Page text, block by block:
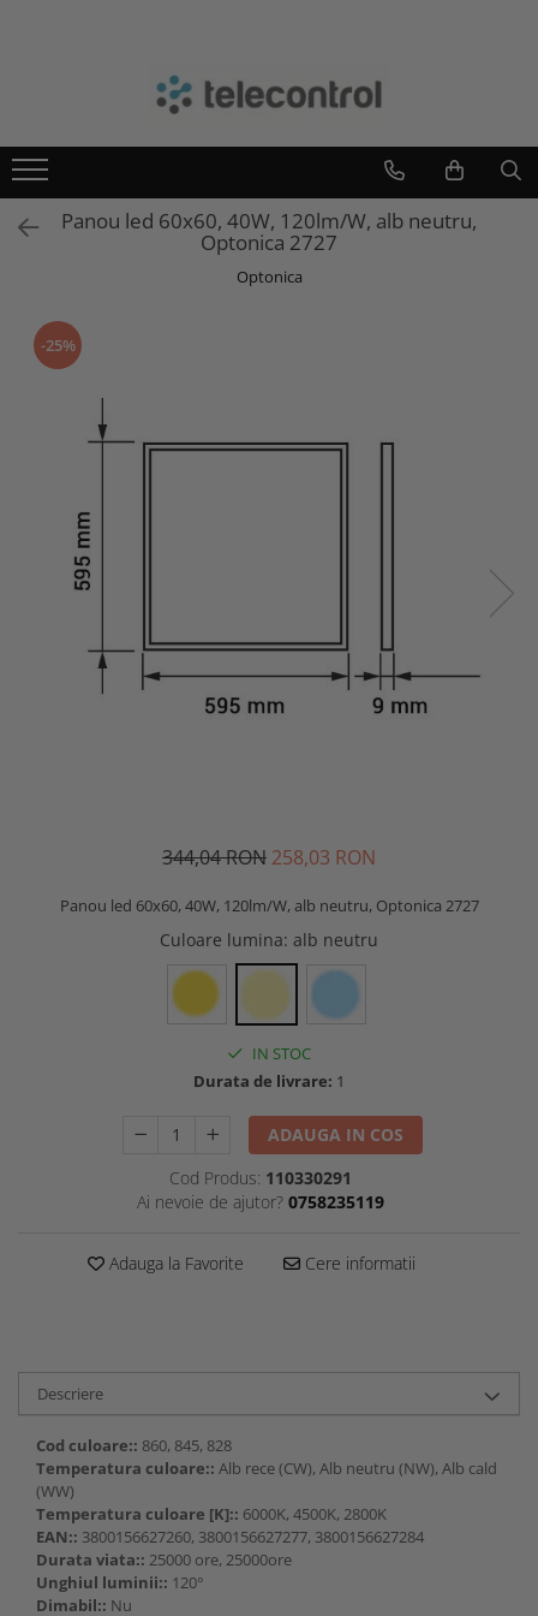
Teletask
IntelightPanou led 60x60, 40W, 120lm/W, alb neutru,
Optonica 2727
Optonica
-25%
344,04 RON 258,03 RON
Panou led 60x60, 40W, 120lm/W, alb neutru, Optonica 2727
Culoare lumina: alb neutru
IN STOC
Durata de livrare: 1
ADAUGA IN COS
Cod Produs: 110330291
Ai nevoie de ajutor? 0758235119
Adauga la Favorite Cere informatii
Descriere
Cod culoare:: 860, 845, 828
Temperatura culoare:: Alb rece (CW), Alb neutru (NW), Alb cald
(WW)
Temperatura culoare [K]:: 6000K, 4500K, 2800K
EAN:: 3800156627260, 3800156627277, 3800156627284
Durata viata:: 25000 ore, 25000ore
Unghiul luminii:: 120°
Dimabil:: Nu